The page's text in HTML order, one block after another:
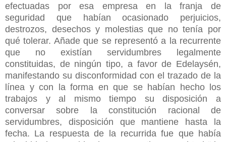
efectuadas por esa empresa en la franja de
seguridad que habían ocasionado perjuicios,
destrozos, desechos y molestias que no tenía por
qué tolerar. Añade que se representó a la recurrente
que no existían servidumbres legalmente
constituidas, de ningún tipo, a favor de Edelaysén,
manifestando su disconformidad con el trazado de la
línea y con la forma en que se habían hecho los
trabajos y al mismo tiempo su disposición a
conversar sobre la constitución racional de
servidumbres, disposición que mantiene hasta la
fecha. La respuesta de la recurrida fue que había